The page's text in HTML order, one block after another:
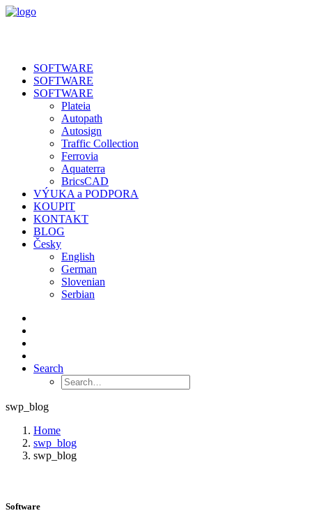
SOFTWARE
SOFTWARE
SOFTWARE
Plateia
Autopath
Autosign
Traffic Collection
Ferrovia
Aquaterra
BricsCAD
VÝUKA a PODPORA
KOUPIT
KONTAKT
BLOG
Česky
English
German
Slovenian
Serbian
Search
swp_blog
Home
swp_blog
swp_blog
Software